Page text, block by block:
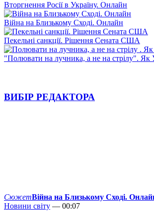
Вторгнення Росії в Україну. Онлайн
Війна на Близькому Сході. Онлайн
Пекельні санкції. Рішення Сената США
"Полювати на лучника, а не на стрілу". Як
ВИБІР РЕДАКТОРА
СюжетВійна на Близькому Сході.
Новини світу — 00:07